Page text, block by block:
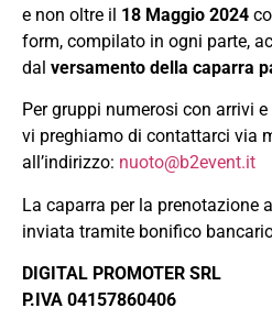
e non oltre il 18 Maggio 2024
form, compilato in ogni parte,
dal versamento della caparra
Per gruppi numerosi con arrivi
vi preghiamo di contattarci via
all’indirizzo: nuoto@b2event.it
La caparra per la prenotazione
inviata tramite bonifico
DIGITAL PROMOTER SRL
P.IVA 04157860406